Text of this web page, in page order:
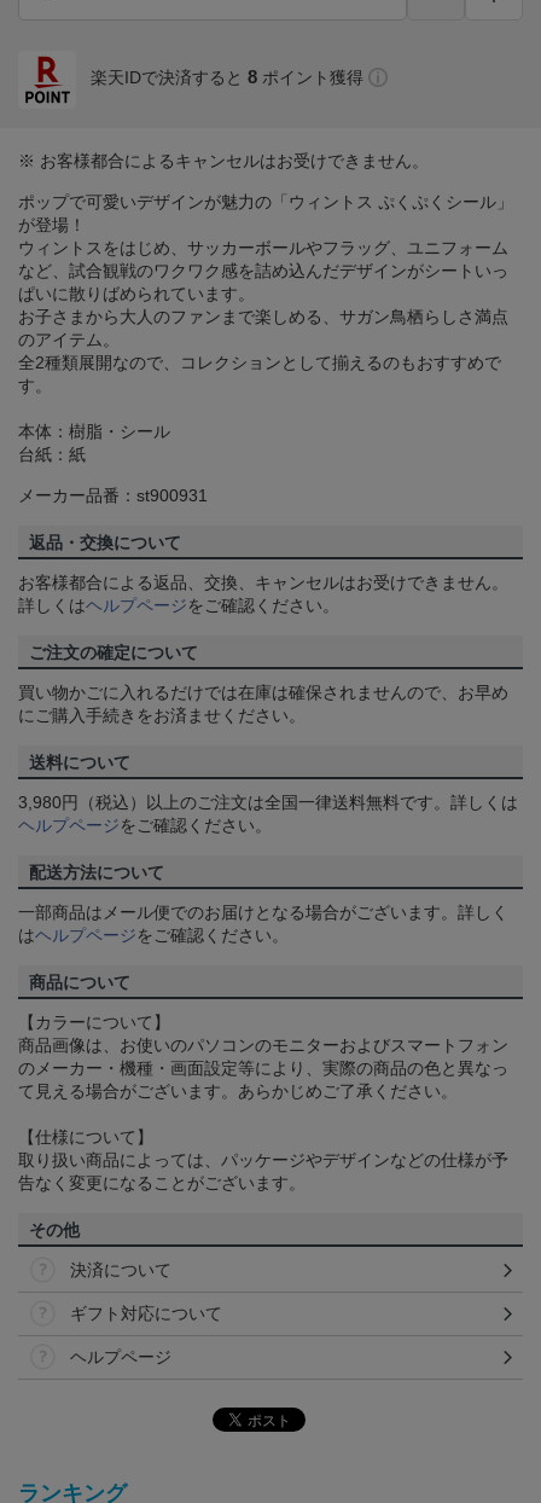
楽天IDで決済すると 8 ポイント獲得
※ お客様都合によるキャンセルはお受けできません。
ポップで可愛いデザインが魅力の「ウィントス ぷくぷくシール」
が登場！
ウィントスをはじめ、サッカーボールやフラッグ、ユニフォーム
など、試合観戦のワクワク感を詰め込んだデザインがシートいっ
ぱいに散りばめられています。
お子さまから大人のファンまで楽しめる、サガン鳥栖らしさ満点
のアイテム。
全2種類展開なので、コレクションとして揃えるのもおすすめで
す。
本体：樹脂・シール
台紙：紙
メーカー品番：st900931
返品・交換について
お客様都合による返品、交換、キャンセルはお受けできません。
詳しくはヘルプページをご確認ください。
ご注文の確定について
買い物かごに入れるだけでは在庫は確保されませんので、お早め
にご購入手続きをお済ませください。
送料について
3,980円（税込）以上のご注文は全国一律送料無料です。詳しくは
ヘルプページをご確認ください。
配送方法について
一部商品はメール便でのお届けとなる場合がございます。詳しく
はヘルプページをご確認ください。
商品について
【カラーについて】
商品画像は、お使いのパソコンのモニターおよびスマートフォン
のメーカー・機種・画面設定等により、実際の商品の色と異なっ
て見える場合がございます。あらかじめご了承ください。
【仕様について】
取り扱い商品によっては、パッケージやデザインなどの仕様が予
告なく変更になることがございます。
その他
決済について
ギフト対応について
ヘルプページ
ランキング